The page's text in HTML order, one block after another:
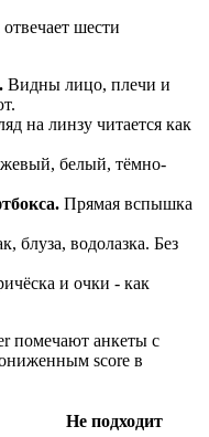
шести
Видны лицо, плечи и
на линзу читается как
белый, тёмно-
Прямая вспышка
блуза, водолазка. Без
и очки - как
помечают анкеты с
score в
Не подходит